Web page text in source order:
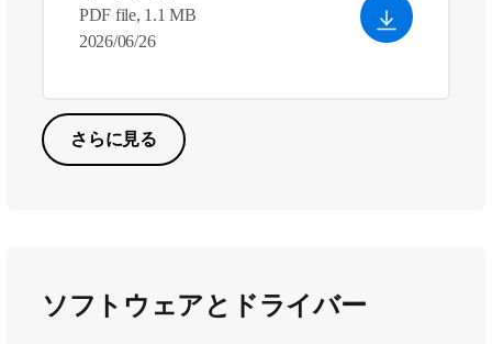
PDF file, 1.1 MB
2026/06/26
さらに見る
ソフトウェアとドライバー